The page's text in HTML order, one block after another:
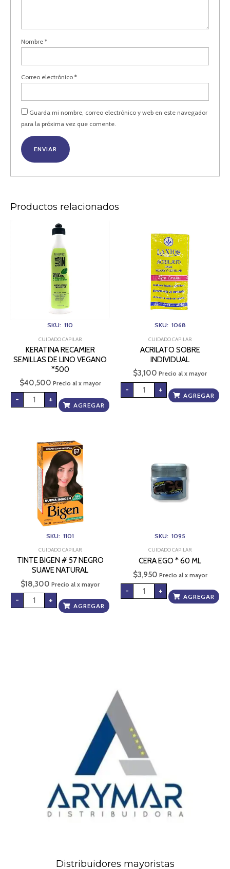
Nombre*
Correo electrónico*
Guarda mi nombre, correo electrónico y web en este navegador
para la próxima vez que comente.
Productos relacionados
SKU: 110
CUIDADO CAPILAR
KERATINA RECAMIER
SEMILLAS DE LINO VEGANO
*500
$40,500 Precio al x mayor
-
RECAMIER
+
AGREGAR
SKU: 1068
CUIDADO CAPILAR
ACRILATO SOBRE
INDIVIDUAL
$3,100 Precio al x mayor
-
INDIVIDUAL
cantidad
+
AGREGAR
SKU: 1101
CUIDADO CAPILAR
TINTE BIGEN # 57 NEGRO
SUAVE NATURAL
$18,300 Precio al x mayor
-
NEGRO
SUAVE
NATURAL
cantidad
+
AGREGAR
SKU: 1095
CUIDADO CAPILAR
CERA EGO * 60 ML
$3,950 Precio al x mayor
-
cantidad
+
AGREGAR
Distribuidores mayoristas